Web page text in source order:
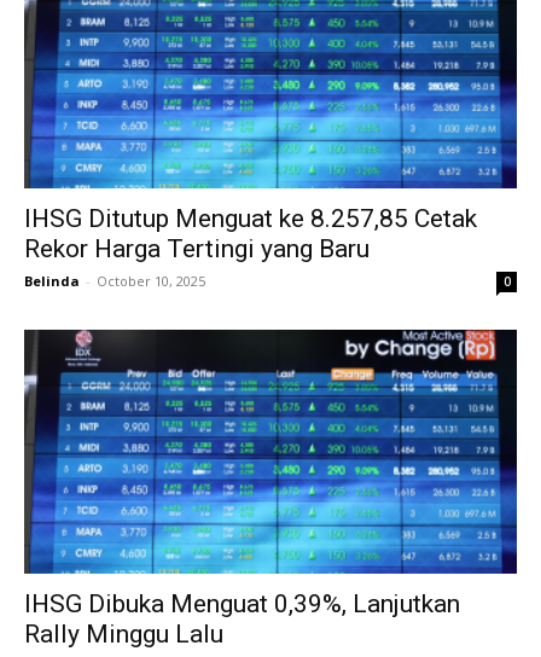
IHSG Ditutup Menguat ke 8.257,85 Cetak
Rekor Harga Tertingi yang Baru
Belinda - October 10, 2025 0
IHSG Dibuka Menguat 0,39%, Lanjutkan
Rally Minggu Lalu